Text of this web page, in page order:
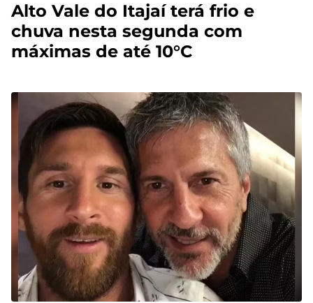
Alto Vale do Itajaí terá frio e
chuva nesta segunda com
máximas de até 10°C